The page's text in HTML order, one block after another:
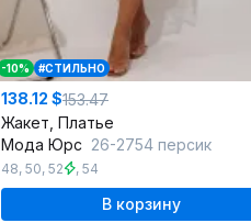
-10% #СТИЛЬНО
138.12 $153.47
Жакет, Платье
Мода Юрс 26-2754 персик
48, 50, 52 , 54
В корзину